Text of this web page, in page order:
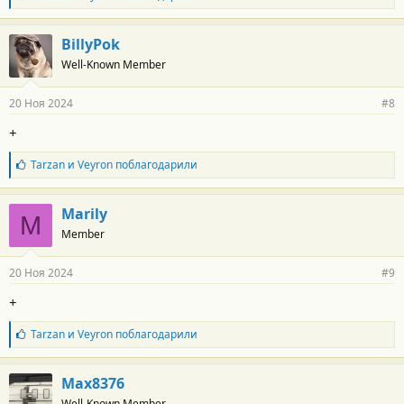
:л
а
г
о
д
а
н
т
и
:
BillyPok
Well-Known Member
20 Ноя 2024 #8
+
Б
л
а
г
о
д
а
н
т
и
:
Tarzanи Veyronпоблагодарили
M Marily
Member
20 Ноя 2024 #9
+
Б
л
а
г
о
Tarzanи Veyronпоблагодарили
Max8376